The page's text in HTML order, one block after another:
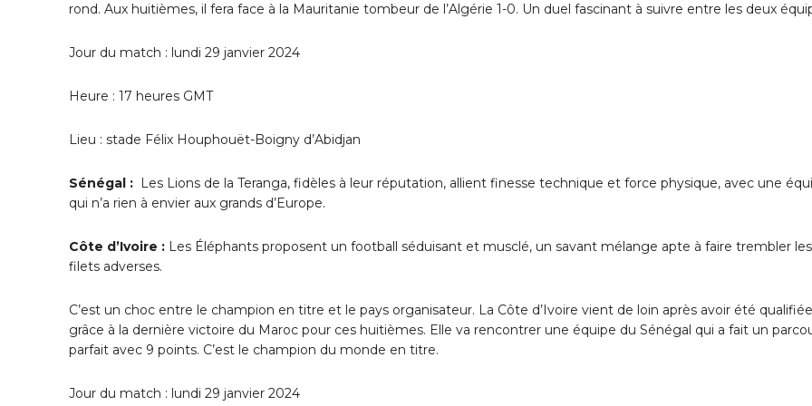
rond. Aux huitièmes, il fera face à la Mauritanie tombeur de l’Algérie 1-0. Un duel fascinant à suivre entre les deux
Jour du match : lundi 29 janvier 2024
Heure : 17 heures GMT
Lieu : stade Félix Houphouët-Boigny d’Abidjan
Sénégal : Les Lions de la Teranga, fidèles à leur réputation, allient finesse technique et force physique, avec une
qui n’a rien à envier aux grands d’Europe.
Côte d’Ivoire : Les Éléphants proposent un football séduisant et musclé, un savant mélange apte à faire trembler les
filets adverses.
C’est un choc entre le champion en titre et le pays organisateur. La Côte d’Ivoire vient de loin après avoir été qualifiée
grâce à la dernière victoire du Maroc pour ces huitièmes. Elle va rencontrer une équipe du Sénégal qui a fait un
parfait avec 9 points. C’est le champion du monde en titre.
Jour du match : lundi 29 janvier 2024